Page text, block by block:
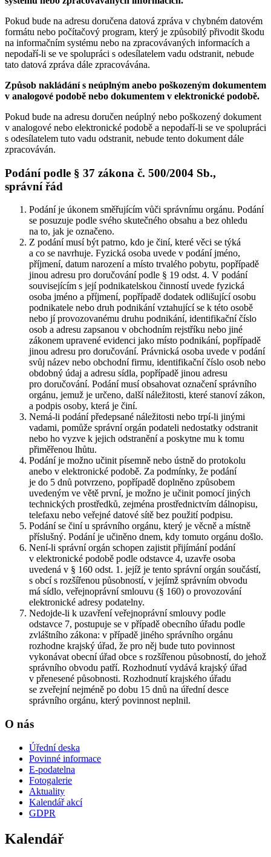
Pokud bude na adresu doručena datová zpráva v chybném datovém
formátu nebo počítačový program, který je způsobilý přivodit škodu
na informačním systému nebo na zpracovávaných informacích a
nepodaří-li se ve spolupráci s odesílatelem vadu odstranit, nebude
tato datová zpráva dále zpracovávána.
Způsob nakládání s neúplným anebo poškozeným dokumentem
v analogové podobě nebo dokumentem v elektronické podobě.
Pokud bude na adresu doručen neúplný nebo poškozený dokument
v analogové nebo elektronické podobě a nepodaří-li se ve spolupráci
s odesílatelem tuto vadu odstranit, nebude tento dokument dále
zpracováván.
Podání podle § 37 zákona č. 500/2004 Sb.,
správní řád
Podání je úkonem směřujícím vůči správnímu orgánu. Podání
se posuzuje podle svého skutečného obsahu a bez ohledu
na to, jak je označeno.
Z podání musí být patrno, kdo je činí, které věci se týká
a co se navrhuje. Fyzická osoba uvede v podání jméno,
příjmení, datum narození a místo trvalého pobytu, popřípadě
jinou adresu pro doručování podle § 19 odst. 4. V podání
souvisejícím s její podnikatelskou činností uvede fyzická
osoba jméno a příjmení, popřípadě dodatek odlišující osobu
podnikatele nebo druh podnikání vztahující se k této osobě
nebo jí provozovanému druhu podnikání, identifikační číslo
osob a adresu zapsanou v obchodním rejstříku nebo jiné
zákonem upravené evidenci jako místo podnikání, popřípadě
jinou adresu pro doručování. Právnická osoba uvede v podání
svůj název nebo obchodní firmu, identifikační číslo osob nebo
obdobný údaj a adresu sídla, popřípadě jinou adresu
pro doručování. Podání musí obsahovat označení správního
orgánu, jemuž je určeno, další náležitosti, které stanoví zákon,
a podpis osoby, která je činí.
Nemá-li podání předepsané náležitosti nebo trpí-li jinými
vadami, pomůže správní orgán podateli nedostatky odstranit
nebo ho vyzve k jejich odstranění a poskytne mu k tomu
přiměřenou lhůtu.
Podání je možno učinit písemně nebo ústně do protokolu
anebo v elektronické podobě. Za podmínky, že podání
je do 5 dnů potvrzeno, popřípadě doplněno způsobem
uvedeným ve větě první, je možno je učinit pomocí jiných
technických prostředků, zejména prostřednictvím dálnopisu,
telefaxu nebo veřejné datové sítě bez použití podpisu.
Podání se činí u správního orgánu, který je věcně a místně
příslušný. Podání je učiněno dnem, kdy tomuto orgánu došlo.
Není-li správní orgán schopen zajistit přijímání podání
v elektronické podobě podle odstavce 4, uzavře osoba
uvedená v § 160 odst. 1. jejíž je tento správní orgán součástí,
s obcí s rozšířenou působností, v jejímž správním obvodu
má sídlo, veřejnoprávní smlouvu (§ 160) o provozování
elektronické adresy podatelny.
Nedojde-li k uzavření veřejnoprávní smlouvy podle
odstavce 7, postupuje se v případě obecního úřadu podle
zvláštního zákona: v případě jiného správního orgánu
rozhodne krajský úřad, že pro něj bude tuto povinnost
vykonávat obecní úřad obce s rozšířenou působností, do jehož
správního obvodu patří. Rozhodnutí vydává krajský úřad
v přenesené působnosti. Rozhodnutí krajského úřadu
se zveřejní nejméně po dobu 15 dnů na úřední desce
správního orgánu, který povinnost neplnil.
O nás
Úřední deska
Povinné informace
E-podatelna
Fotogalerie
Aktuality
Kalendář akcí
GDPR
Kalendář